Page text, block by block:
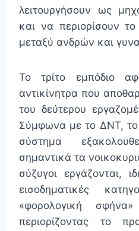
λειτουργήσουν ως
και να περιορίσουν
μεταξύ ανδρών και
Το τρίτο εμπόδιο
αντικίνητρα που
του δεύτερου
Σύμφωνα με το ΔΝΤ, το
σύστημα
σημαντικά τα
σύζυγοι εργάζονται,
εισοδηματικές
«φορολογική
περιορίζοντας το